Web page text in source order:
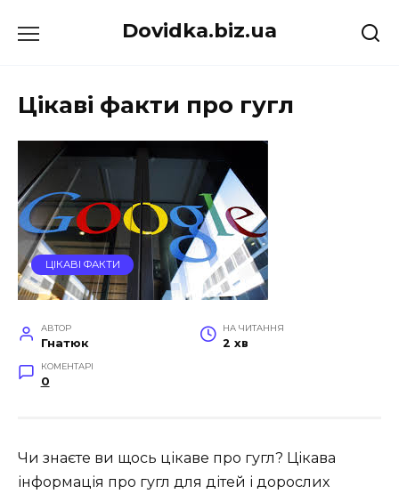
до
Dovidka.biz.ua
Цікаві факти про гугл
ЦІКАВІ ФАКТИ
АВТОР
Гнатюк
НА ЧИТАННЯ
2 хв
КОМЕНТАРІ
0
Чи знаєте ви щось цікаве про гугл? Цікава
інформація про гугл для дітей і дорослих